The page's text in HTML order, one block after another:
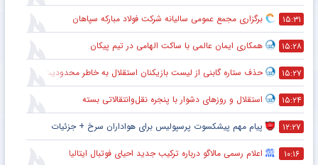
۱۵:۳۱ برگزاری مجمع عمومی سالیانه شرکت فولاد مبارکه سپاهان
۱۵:۲۸ همکاری ایمان عالمی با ساکت الهامی در تیم پیکان
۱۵:۲۷ حذف ستاره گابنی از لیست بازیکنان استقلال به خاطر محدودیت نقل‌وانتقالاتی
۱۵:۲۴ استقلال و روزهای دشوار با پنجره نقل‌وانتقالاتی بسته
۱۲:۲۷ پیام مهم پیشکسوت پرسپولیس برای هواداران سرخ + جزئیات
۱۰:۱۶ اعلام رسمی مالاگو درباره ترکیب جدید احیای فوتبال ایتالیا